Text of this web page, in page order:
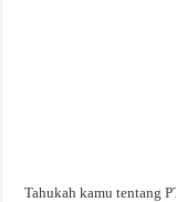
Tahukah kamu tentang